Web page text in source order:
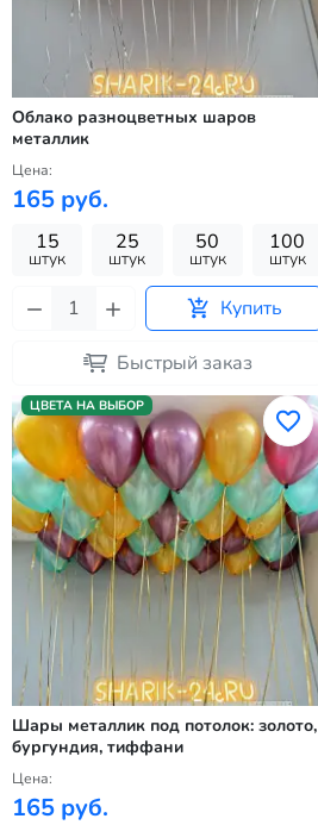
Облако разноцветных шаров
металлик
Цена:
165 руб.
15
штук
25
штук
50
штук
100
штук
Купить
Быстрый заказ
ЦВЕТА НА ВЫБОР
Шары металлик под потолок: золото,
бургундия, тиффани
Цена:
165 руб.